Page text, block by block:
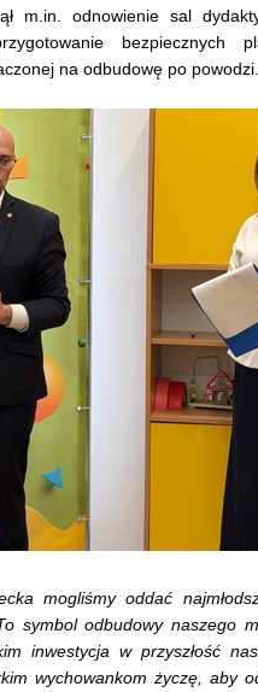
m.in. odnowienie sal
bezpiecznych
na odbudowę po powodzi.
mogliśmy oddać
symbol odbudowy naszego
inwestycja w przyszłość
wychowankom życzę, aby